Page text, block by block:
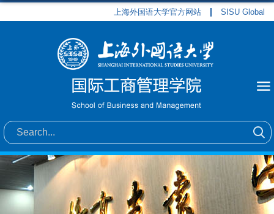
上海外国语大学官方网站 SISU Global